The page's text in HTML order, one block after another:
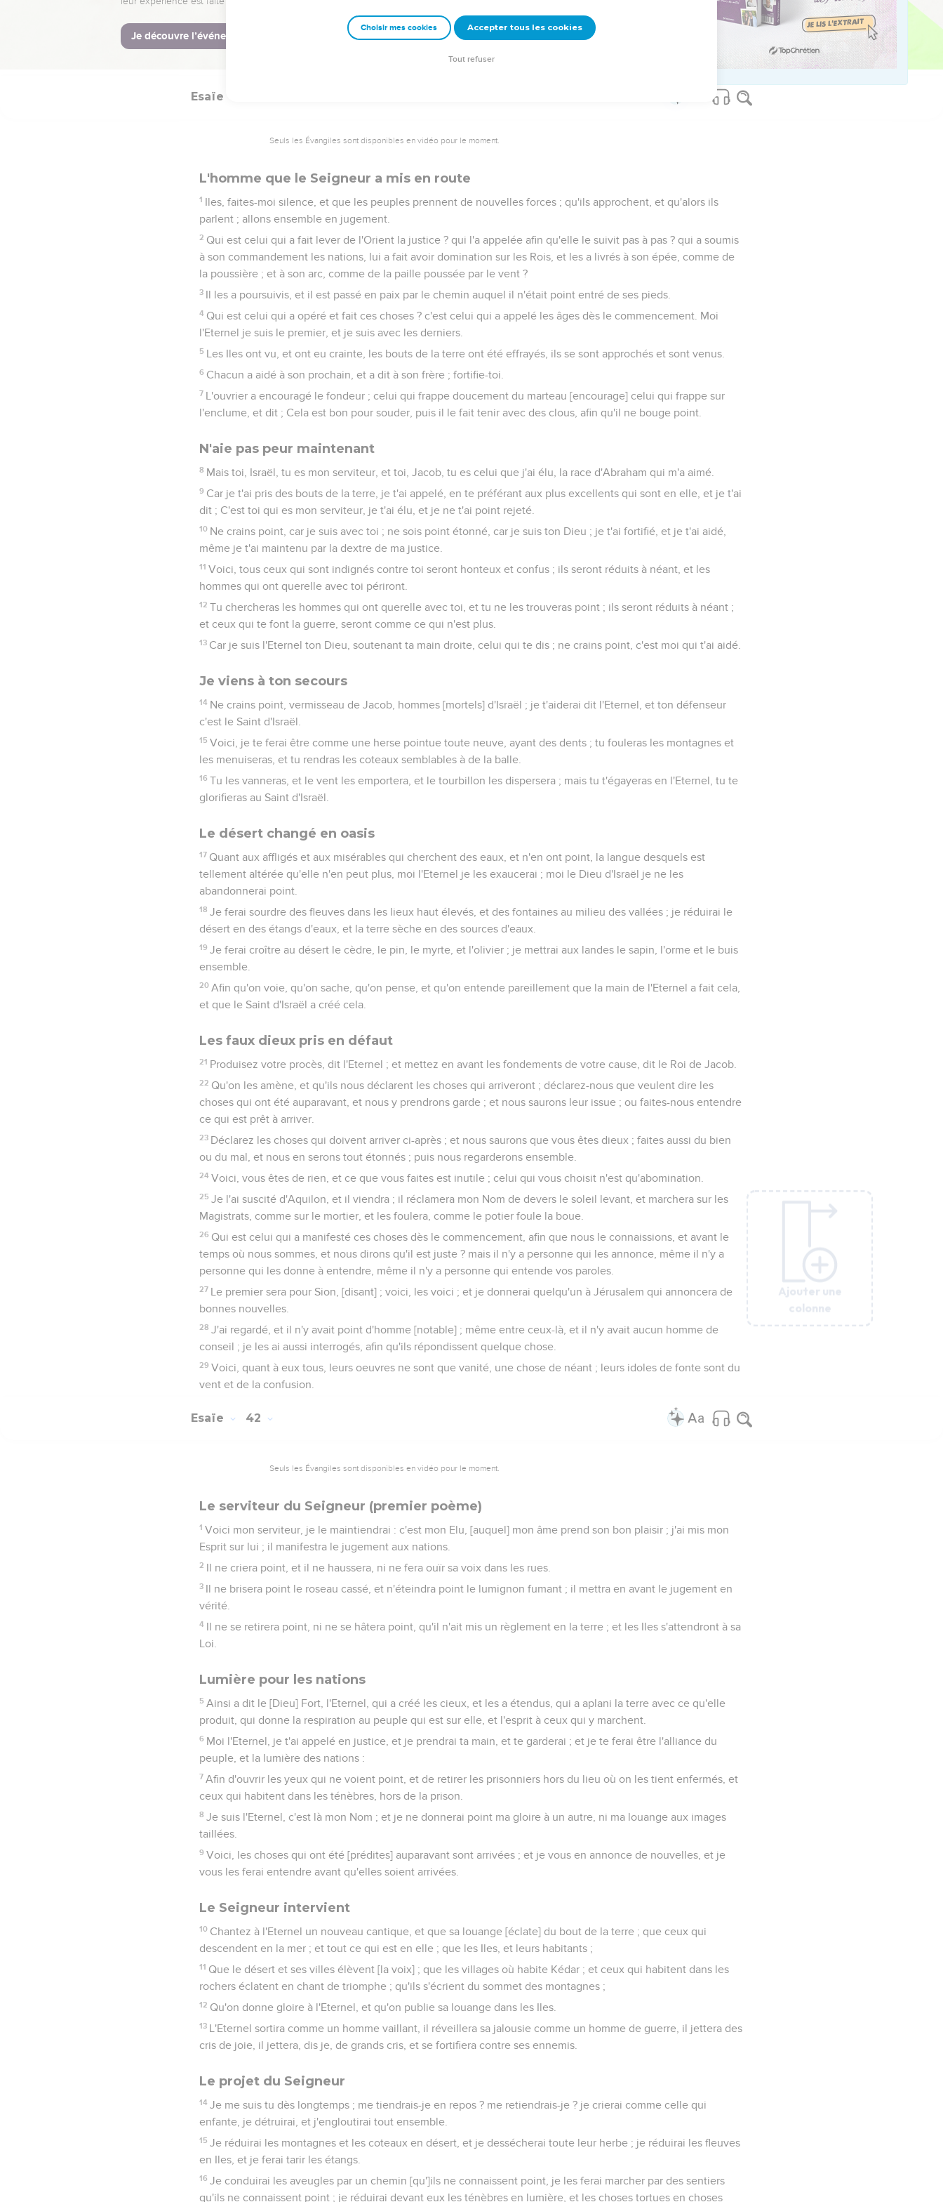
Les jeunes gens se lassent et se travaillent, même les jeunes gens d'élite tombent sans force.
31 Mais ceux qui s'attendent à l'Eternel prennent de nouvelles forces ; les ailes leur reviennent comme aux
aigles ; ils courront ; et ne se fatigueront point ; ils marcheront, et ne se lasseront point.
Ajouter une
colonne
Esaïe
Seuls les Évangiles sont disponibles en vidéo pour le moment.
L'homme que le Seigneur a mis en route
1 Iles, faites-moi silence, et que les peuples prennent de nouvelles forces ; qu'ils approchent, et qu'alors ils
parlent ; allons ensemble en jugement.
2 Qui est celui qui a fait lever de l'Orient la justice ? qui l'a appelée afin qu'elle le suivit pas à pas ? qui a soumis
à son commandement les nations, lui a fait avoir domination sur les Rois, et les a livrés à son épée, comme de
la poussière ; et à son arc, comme de la paille poussée par le vent ?
3 Il les a poursuivis, et il est passé en paix par le chemin auquel il n'était point entré de ses pieds.
4 Qui est celui qui a opéré et fait ces choses ? c'est celui qui a appelé les âges dès le commencement. Moi
l'Eternel je suis le premier, et je suis avec les derniers.
5 Les Iles ont vu, et ont eu crainte, les bouts de la terre ont été effrayés, ils se sont approchés et sont venus.
6 Chacun a aidé à son prochain, et a dit à son frère ; fortifie-toi.
7 L'ouvrier a encouragé le fondeur ; celui qui frappe doucement du marteau [encourage] celui qui frappe sur
l'enclume, et dit ; Cela est bon pour souder, puis il le fait tenir avec des clous, afin qu'il ne bouge point.
N'aie pas peur maintenant
8 Mais toi, Israël, tu es mon serviteur, et toi, Jacob, tu es celui que j'ai élu, la race d'Abraham qui m'a aimé.
9 Car je t'ai pris des bouts de la terre, je t'ai appelé, en te préférant aux plus excellents qui sont en elle, et je t'ai
dit ; C'est toi qui es mon serviteur, je t'ai élu, et je ne t'ai point rejeté.
10 Ne crains point, car je suis avec toi ; ne sois point étonné, car je suis ton Dieu ; je t'ai fortifié, et je t'ai aidé,
même je t'ai maintenu par la dextre de ma justice.
11 Voici, tous ceux qui sont indignés contre toi seront honteux et confus ; ils seront réduits à néant, et les
hommes qui ont querelle avec toi périront.
12 Tu chercheras les hommes qui ont querelle avec toi, et tu ne les trouveras point ; ils seront réduits à néant ;
et ceux qui te font la guerre, seront comme ce qui n'est plus.
13 Car je suis l'Eternel ton Dieu, soutenant ta main droite, celui qui te dis ; ne crains point, c'est moi qui t'ai aidé.
Je viens à ton secours
14 Ne crains point, vermisseau de Jacob, hommes [mortels] d'Israël ; je t'aiderai dit l'Eternel, et ton défenseur
c'est le Saint d'Israël.
15 Voici, je te ferai être comme une herse pointue toute neuve, ayant des dents ; tu fouleras les montagnes et
les menuiseras, et tu rendras les coteaux semblables à de la balle.
16 Tu les vanneras, et le vent les emportera, et le tourbillon les dispersera ; mais tu t'égayeras en l'Eternel, tu te
glorifieras au Saint d'Israël.
Le désert changé en oasis
17 Quant aux affligés et aux misérables qui cherchent des eaux, et n'en ont point, la langue desquels est
tellement altérée qu'elle n'en peut plus, moi l'Eternel je les exaucerai ; moi le Dieu d'Israël je ne les
abandonnerai point.
18 Je ferai sourdre des fleuves dans les lieux haut élevés, et des fontaines au milieu des vallées ; je réduirai le
désert en des étangs d'eaux, et la terre sèche en des sources d'eaux.
19 Je ferai croître au désert le cèdre, le pin, le myrte, et l'olivier ; je mettrai aux landes le sapin, l'orme et le buis
ensemble.
20 Afin qu'on voie, qu'on sache, qu'on pense, et qu'on entende pareillement que la main de l'Eternel a fait cela,
et que le Saint d'Israël a créé cela.
Les faux dieux pris en défaut
21 Produisez votre procès, dit l'Eternel ; et mettez en avant les fondements de votre cause, dit le Roi de Jacob.
22 Qu'on les amène, et qu'ils nous déclarent les choses qui arriveront ; déclarez-nous que veulent dire les
choses qui ont été auparavant, et nous y prendrons garde ; et nous saurons leur issue ; ou faites-nous entendre
ce qui est prêt à arriver.
23 Déclarez les choses qui doivent arriver ci-après ; et nous saurons que vous êtes dieux ; faites aussi du bien
ou du mal, et nous en serons tout étonnés ; puis nous regarderons ensemble.
24 Voici, vous êtes de rien, et ce que vous faites est inutile ; celui qui vous choisit n'est qu'abomination.
25 Je l'ai suscité d'Aquilon, et il viendra ; il réclamera mon Nom de devers le soleil levant, et marchera sur les
Magistrats, comme sur le mortier, et les foulera, comme le potier foule la boue.
26 Qui est celui qui a manifesté ces choses dès le commencement, afin que nous le connaissions, et avant le
temps où nous sommes, et nous dirons qu'il est juste ? mais il n'y a personne qui les annonce, même il n'y a
personne qui les donne à entendre, même il n'y a personne qui entende vos paroles.
27 Le premier sera pour Sion, [disant] ; voici, les voici ; et je donnerai quelqu'un à Jérusalem qui annoncera de
bonnes nouvelles.
28 J'ai regardé, et il n'y avait point d'homme [notable] ; même entre ceux-là, et il n'y avait aucun homme de
conseil ; je les ai aussi interrogés, afin qu'ils répondissent quelque chose.
29 Voici, quant à eux tous, leurs oeuvres ne sont que vanité, une chose de néant ; leurs idoles de fonte sont du
vent et de la confusion.
Ajouter une
colonne
Esaïe 42
Seuls les Évangiles sont disponibles en vidéo pour le moment.
Le serviteur du Seigneur (premier poème)
1 Voici mon serviteur, je le maintiendrai : c'est mon Elu, [auquel] mon âme prend son bon plaisir ; j'ai mis mon
Esprit sur lui ; il manifestra le jugement aux nations.
2 Il ne criera point, et il ne haussera, ni ne fera ouïr sa voix dans les rues.
3 Il ne brisera point le roseau cassé, et n'éteindra point le lumignon fumant ; il mettra en avant le jugement en
vérité.
4 Il ne se retirera point, ni ne se hâtera point, qu'il n'ait mis un règlement en la terre ; et les Iles s'attendront à sa
Loi.
Lumière pour les nations
5 Ainsi a dit le [Dieu] Fort, l'Eternel, qui a créé les cieux, et les a étendus, qui a aplani la terre avec ce qu'elle
produit, qui donne la respiration au peuple qui est sur elle, et l'esprit à ceux qui y marchent.
6 Moi l'Eternel, je t'ai appelé en justice, et je prendrai ta main, et te garderai ; et je te ferai être l'alliance du
peuple, et la lumière des nations :
7 Afin d'ouvrir les yeux qui ne voient point, et de retirer les prisonniers hors du lieu où on les tient enfermés, et
ceux qui habitent dans les ténèbres, hors de la prison.
8 Je suis l'Eternel, c'est là mon Nom ; et je ne donnerai point ma gloire à un autre, ni ma louange aux images
taillées.
9 Voici, les choses qui ont été [prédites] auparavant sont arrivées ; et je vous en annonce de nouvelles, et je
vous les ferai entendre avant qu'elles soient arrivées.
Le Seigneur intervient
10 Chantez à l'Eternel un nouveau cantique, et que sa louange [éclate] du bout de la terre ; que ceux qui
descendent en la mer ; et tout ce qui est en elle ; que les Iles, et leurs habitants ;
11 Que le désert et ses villes élèvent [la voix] ; que les villages où habite Kédar ; et ceux qui habitent dans les
rochers éclatent en chant de triomphe ; qu'ils s'écrient du sommet des montagnes ;
12 Qu'on donne gloire à l'Eternel, et qu'on publie sa louange dans les Iles.
13 L'Eternel sortira comme un homme vaillant, il réveillera sa jalousie comme un homme de guerre, il jettera des
cris de joie, il jettera, dis je, de grands cris, et se fortifiera contre ses ennemis.
Le projet du Seigneur
14 Je me suis tu dès longtemps ; me tiendrais-je en repos ? me retiendrais-je ? je crierai comme celle qui
enfante, je détruirai, et j'engloutirai tout ensemble.
15 Je réduirai les montagnes et les coteaux en désert, et je dessécherai toute leur herbe ; je réduirai les fleuves
en Iles, et je ferai tarir les étangs.
16 Je conduirai les aveugles par un chemin [qu']ils ne connaissent point, je les ferai marcher par des sentiers
qu'ils ne connaissent point ; je réduirai devant eux les ténèbres en lumière, et les choses tortues en choses
Ajouter une
colonne
Ajouter une
colonne
Ajouter une
colonne
Choisir mes cookies Accepter tous les cookies
Tout refuser